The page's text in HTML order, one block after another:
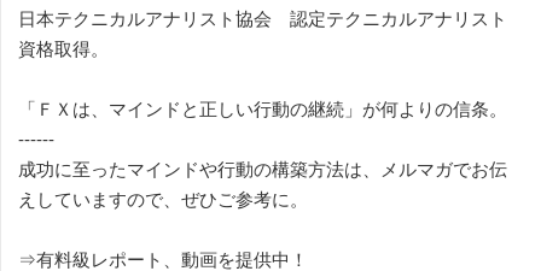
日本テクニカルアナリスト協会 認定テクニカルアナリスト
資格取得。
「ＦＸは、マインドと正しい行動の継続」が何よりの信条。
------
成功に至ったマインドや行動の構築方法は、メルマガでお伝
えしていますので、ぜひご参考に。
⇒有料級レポート、動画を提供中！